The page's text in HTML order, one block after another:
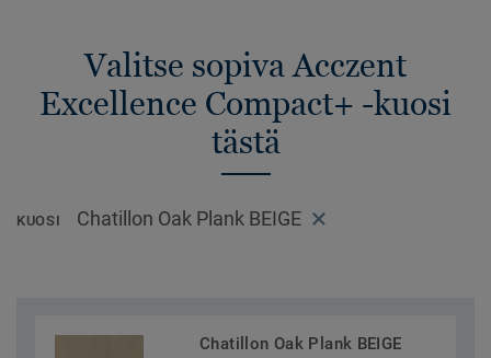
Valitse sopiva Acczent
Excellence Compact+ -kuosi
tästä
KUOSI Chatillon Oak Plank BEIGE
Chatillon Oak Plank BEIGE